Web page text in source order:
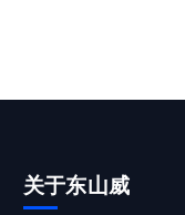
关于东山威